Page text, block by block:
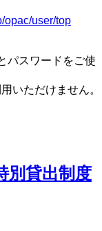
opac/user/top
パスワードをご使
いただけません。
別貸出制度